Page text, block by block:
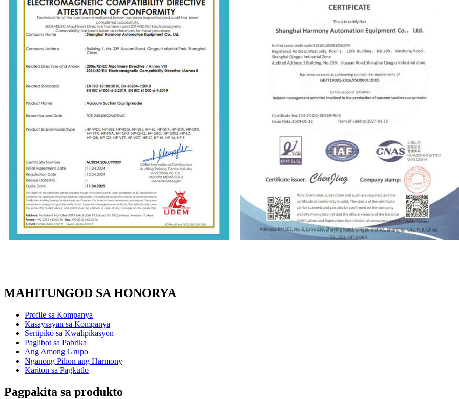
MAHITUNGOD SA HONORYA
Profile sa Kompanya
Kasaysayan sa Kompanya
Sertipiko sa Kwalipikasyon
Paglibot sa Pabrika
Ang Among Grupo
Nganong Pilion ang Harmony
Kariton sa Pagkutlo
Pagpakita sa produkto